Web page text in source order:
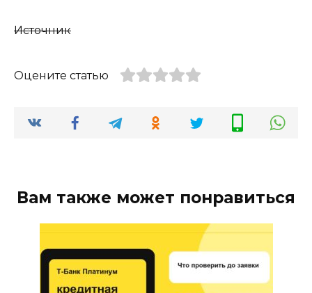
Источник
Оцените статью
Вам также может понравиться